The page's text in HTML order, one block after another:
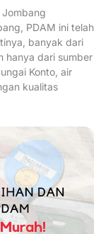
PDAM ini telah
banyak dari
hanya dari sumber
Konto, air
kualitas